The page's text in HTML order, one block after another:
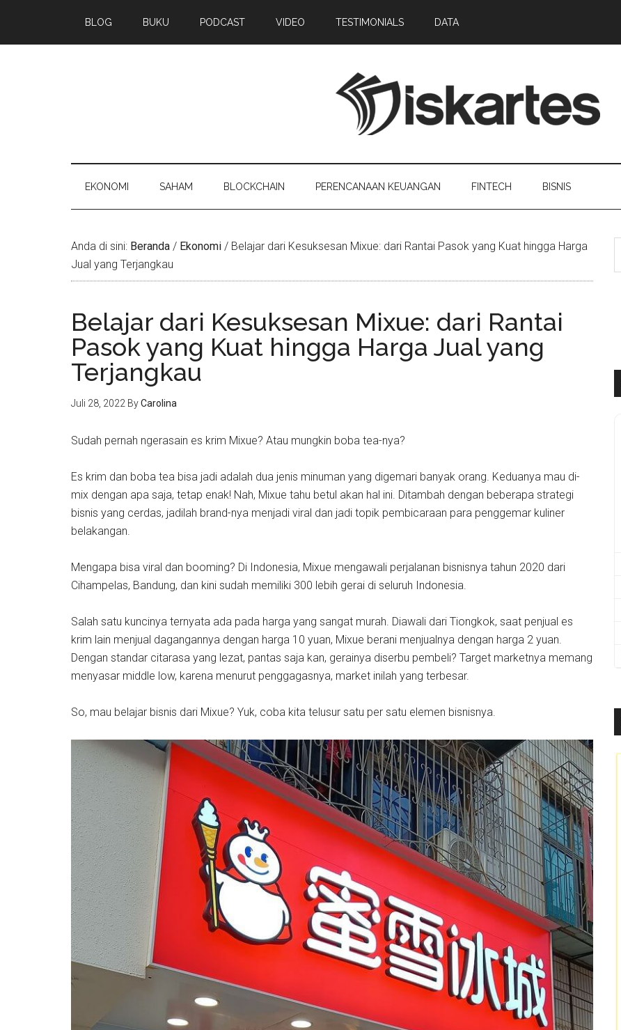
BLOG BUKU PODCAST VIDEO TESTIMONIALS DATA
EKONOMI SAHAM BLOCKCHAIN PERENCANAAN KEUANGAN FINTECH BISNIS
Anda di sini: Beranda / Ekonomi / Belajar dari Kesuksesan Mixue: dari Rantai Pasok yang Kuat hingga Harga
Jual yang Terjangkau
Belajar dari Kesuksesan Mixue: dari Rantai
Pasok yang Kuat hingga Harga Jual yang
Terjangkau
Juli 28, 2022 ByCarolina
Sudah pernah ngerasain es krim Mixue? Atau mungkin boba tea-nya?
Es krim dan boba tea bisa jadi adalah dua jenis minuman yang digemari banyak orang. Keduanya mau di-
mix dengan apa saja, tetap enak! Nah, Mixue tahu betul akan hal ini. Ditambah dengan beberapa strategi
bisnis yang cerdas, jadilah brand-nya menjadi viral dan jadi topik pembicaraan para penggemar kuliner
belakangan.
Mengapa bisa viral dan booming? Di Indonesia, Mixue mengawali perjalanan bisnisnya tahun 2020 dari
Cihampelas, Bandung, dan kini sudah memiliki 300 lebih gerai di seluruh Indonesia.
Salah satu kuncinya ternyata ada pada harga yang sangat murah. Diawali dari Tiongkok, saat penjual es
krim lain menjual dagangannya dengan harga 10 yuan, Mixue berani menjualnya dengan harga 2 yuan.
Dengan standar citarasa yang lezat, pantas saja kan, gerainya diserbu pembeli? Target marketnya memang
menyasar middle low, karena menurut penggagasnya, market inilah yang terbesar.
So, mau belajar bisnis dari Mixue? Yuk, coba kita telusur satu per satu elemen bisnisnya.